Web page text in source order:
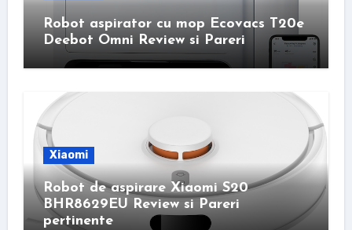
Robot aspirator cu mop Ecovacs T20e
Deebot Omni Review si Pareri
Xiaomi
Robot de aspirare Xiaomi S20
BHR8629EU Review si Pareri
pertinente